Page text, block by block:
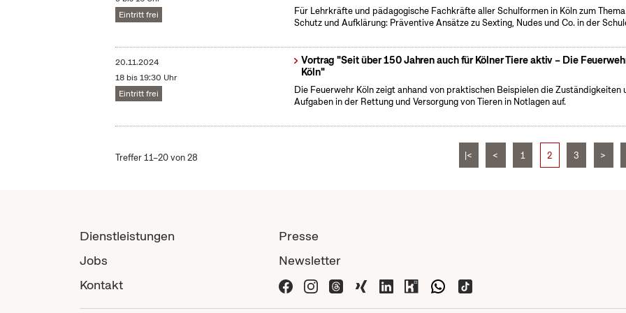
Eintritt frei
Für Lehrkräfte und pädagogische Fachkräfte aller Schulformen in Köln zum Thema
Schutz und Aufklärung: Präventive Ansätze zu Sexting, Nudes und Co. in der
20.11.2024
18 bis 19:30 Uhr
Eintritt frei
Vortrag "Seit über 150 Jahren auch für Kölner Tiere aktiv – Die
Köln"
Die Feuerwehr Köln zeigt anhand von praktischen Beispielen die Zuständigkeiten
Aufgaben in der Rettung und Versorgung von Tieren in Notlagen auf.
Treffer 11–20 von 28 |< < 1 2 3 >
Dienstleistungen
Jobs
Kontakt
Presse
Newsletter